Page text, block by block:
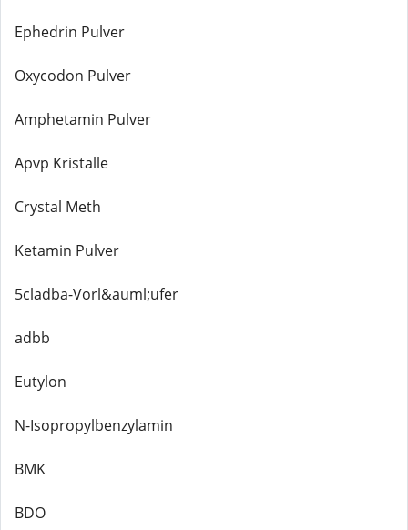
Ephedrin Pulver
Oxycodon Pulver
Amphetamin Pulver
Apvp Kristalle
Crystal Meth
Ketamin Pulver
5cladba-Vorl&auml;ufer
adbb
Eutylon
N-Isopropylbenzylamin
BMK
BDO